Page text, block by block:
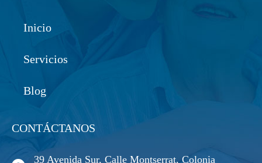
Inicio
Servicios
Blog
CONTÁCTANOS
39 Avenida Sur, Calle Montserrat, Colonia